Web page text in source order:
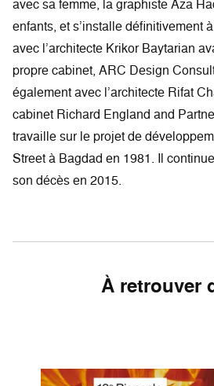
avec sa femme, la graphiste Aza
enfants, et s’installe définitivement
avec l’architecte Krikor Baytarian
propre cabinet, ARC Design
également avec l’architecte Rifat
cabinet Richard England and
travaille sur le projet de
Street à Bagdad en 1981. Il
son décès en 2015.
À retrouver